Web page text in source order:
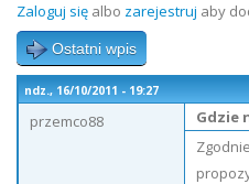
Zaloguj się albo zarejestruj aby
Ostatni wpis
ndz., 16/10/2011 - 19:27
przemco88
Gdzie